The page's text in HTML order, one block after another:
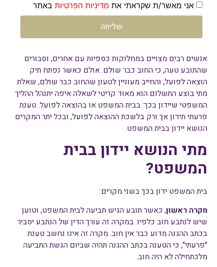
אני מאשר/ת שקראתי את מדיניות הפרטיות באתר
שליחה
אנשים רבים מצויים במחלוקות כספיות עם אחרים, וסבורים
שהתובע טעה, כי החוב כבר שולם. אולם כאשר נפתח תיק
הוצאה לפועל, והחייב מעוניין לטעון שהחוב כבר שולם, שאלת
מתי בוצע התשלום הוא מאוד קריטי לשאלה איפה יתנהל ההליך
המשפטי שיידון בכך: בבית המשפט או בהוצאה לפועל. טענת
פרעתי תידון אך ורק בלשכת ההוצאה לפועל, ובכל יתר המקרים
הנושא יידון בבית המשפט.
מתי הנושא יידון בבית
המשפט?
בית המשפט ידון בכך בשני מקרים:
מקרה ראשון, כאשר תובע הגיש תביעה לבית המשפט, וטוען
שיש לנתבע חוב כלפיו. במקרה זה עורך הדין של הנתבע יסביר
בכתב ההגנה מדוע כבר אין חוב. מקרה זה אינו נחשב טענת
"פרעתי", כי הטענה בכתב ההגנה תהיה שביום הגשת התביעה
מלכתחילה לא היה חוב.